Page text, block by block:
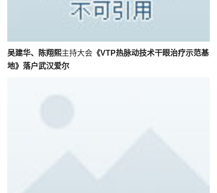
吴建华、陈翔熙主持大会 《VTP热脉动技术干眼治疗示范基
地》 落户武汉爱尔